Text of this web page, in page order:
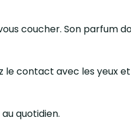
coucher. Son parfum
le contact avec les yeux
quotidien.